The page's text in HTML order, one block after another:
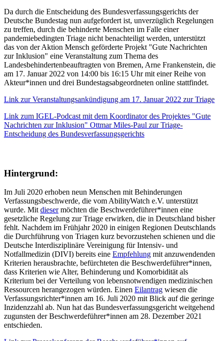
Da durch die Entscheidung des Bundesverfassungsgerichts der
Deutsche Bundestag nun aufgefordert ist, unverzüglich Regelungen
zu treffen, durch die behinderte Menschen im Falle einer
pandemiebedingten Triage nicht benachteiligt werden, unterstützt
das von der Aktion Mensch geförderte Projekt "Gute Nachrichten
zur Inklusion" eine Veranstaltung zum Thema des
Landesbehindertenbeauftragten von Bremen, Arne Frankenstein, die
am 17. Januar 2022 von 14:00 bis 16:15 Uhr mit einer Reihe von
Akteur*innen und drei Bundestagsabgeordneten online stattfindet.
Link zur Veranstaltungsankündigung am 17. Januar 2022 zur Triage
Link zum IGEL-Podcast mit dem Koordinator des Projektes "Gute
Nachrichten zur Inklusion" Ottmar Miles-Paul zur Triage-
Entscheidung des Bundesverfassungsgerichts
Hintergrund:
Im Juli 2020 erhoben neun Menschen mit Behinderungen
Verfassungsbeschwerde, die vom AbilityWatch e.V. unterstützt
wurde. Mitdiesermöchten die Beschwerdeführer*innen eine
gesetzliche Regelung zur Triage erwirken, die in Deutschland bisher
fehlt. Nachdem im Frühjahr 2020 in einigen Regionen Deutschlands
die Durchführung von Triagen kurz bevorzustehen schienen und die
Deutsche Interdisziplinäre Vereinigung für Intensiv- und
Notfallmedizin (DIVI) bereits eine Empfehlung mit anzuwendenden
Kriterien herausbrachte, befürchteten die Beschwerdeführer*innen,
dass Kriterien wie Alter, Behinderung und Komorbidität als
Kriterium bei der Verteilung von lebensnotwendigen medizinischen
Ressourcen herangezogen würden. Einen Eilantrag wiesen die
Verfassungsrichter*innen am 16. Juli 2020 mit Blick auf die geringe
Inzidenzzahl ab. Nun hat das Bundesverfassungsgericht weitgehend
zugunsten der Beschwerdeführer*innen am 28. Dezember 2021
entschieden.